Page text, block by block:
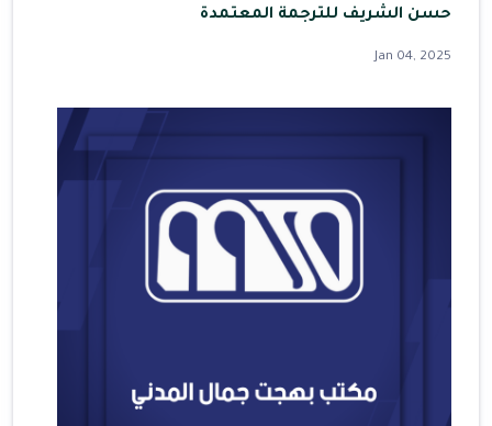
حسن الشريف للترجمة المعتمدة
Jan 04, 2025